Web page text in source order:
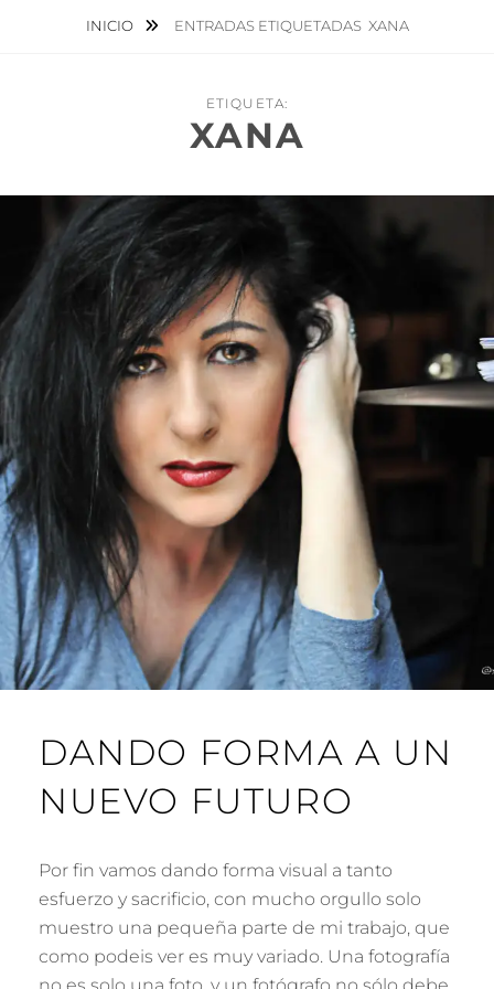
INICIO ENTRADAS ETIQUETADAS XANA
ETIQUETA:
XANA
DANDO FORMA A UN
NUEVO FUTURO
Por fin vamos dando forma visual a tanto
esfuerzo y sacrificio, con mucho orgullo solo
muestro una pequeña parte de mi trabajo, que
como podeis ver es muy variado. Una fotografía